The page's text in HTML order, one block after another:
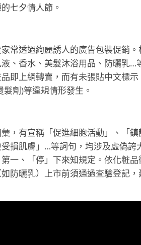
七夕情人節。
常透過絢麗誘人的廣告包裝促銷
、香水、美髮沐浴用品、防曬乳…
即上網轉賣，而有未張貼中文標
劑)等違規情形發生。
，有宣稱「促進細胞活動」、「
損肌膚」…等詞句，均涉及虛偽誇
一、「停」下來知規定。依化粧品
防曬乳）上市前須通過查驗登記